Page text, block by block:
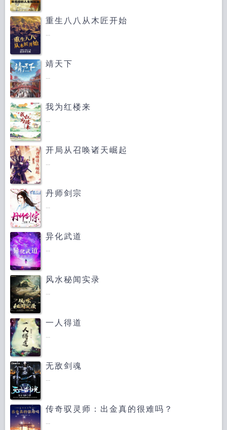
重生八八从木匠开始
...
靖天下
...
我为红楼来
...
开局从召唤诸天崛起
...
丹师剑宗
...
异化武道
...
风水秘闻实录
...
一人得道
...
无敌剑魂
...
传奇驭灵师：出金真的很难吗？
...